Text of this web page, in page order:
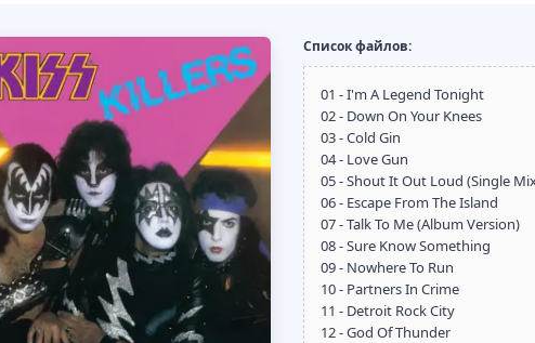
Список файлов:
01 - I'm A Legend Tonight
02 - Down On Your Knees
03 - Cold Gin
04 - Love Gun
05 - Shout It Out Loud (Single
06 - Escape From The Island
07 - Talk To Me (Album Version)
08 - Sure Know Something
09 - Nowhere To Run
10 - Partners In Crime
11 - Detroit Rock City
12 - God Of Thunder